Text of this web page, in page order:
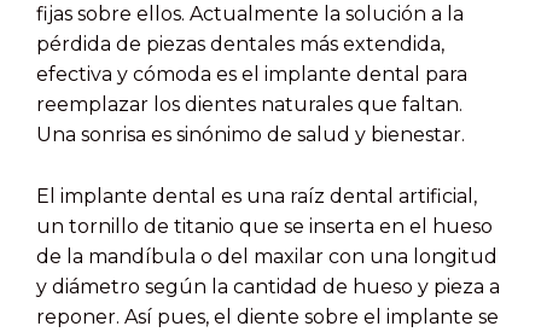
fijas sobre ellos. Actualmente la solución a la
pérdida de piezas dentales más extendida,
efectiva y cómoda es el implante dental para
reemplazar los dientes naturales que faltan.
Una sonrisa es sinónimo de salud y bienestar.
El implante dental es una raíz dental artificial,
un tornillo de titanio que se inserta en el hueso
de la mandíbula o del maxilar con una longitud
y diámetro según la cantidad de hueso y pieza a
reponer. Así pues, el diente sobre el implante se